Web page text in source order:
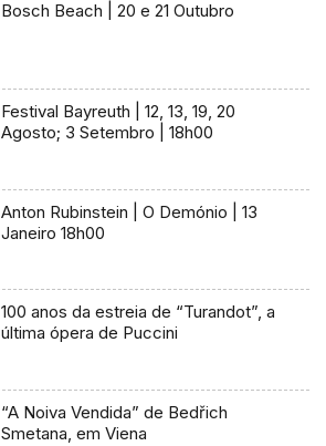
Bosch Beach | 20 e 21 Outubro
Festival Bayreuth | 12, 13, 19, 20
Agosto; 3 Setembro | 18h00
Anton Rubinstein | O Demónio | 13
Janeiro 18h00
100 anos da estreia de “Turandot”, a
última ópera de Puccini
“A Noiva Vendida” de Bedřich
Smetana, em Viena